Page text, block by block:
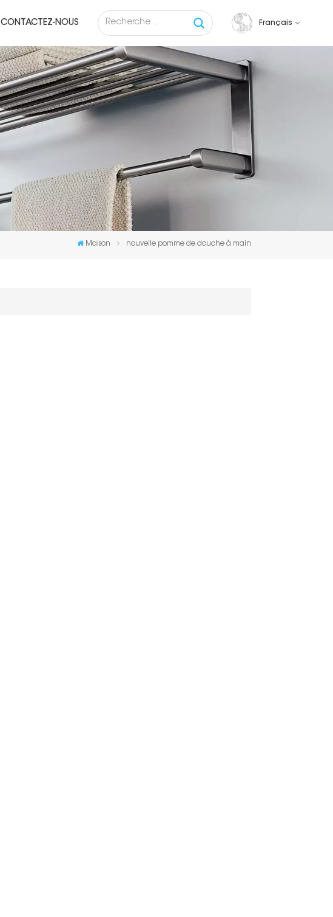
CONTACTEZ-NOUS Français
English
français
русский
español
Maison nouvelle pomme de douche à main